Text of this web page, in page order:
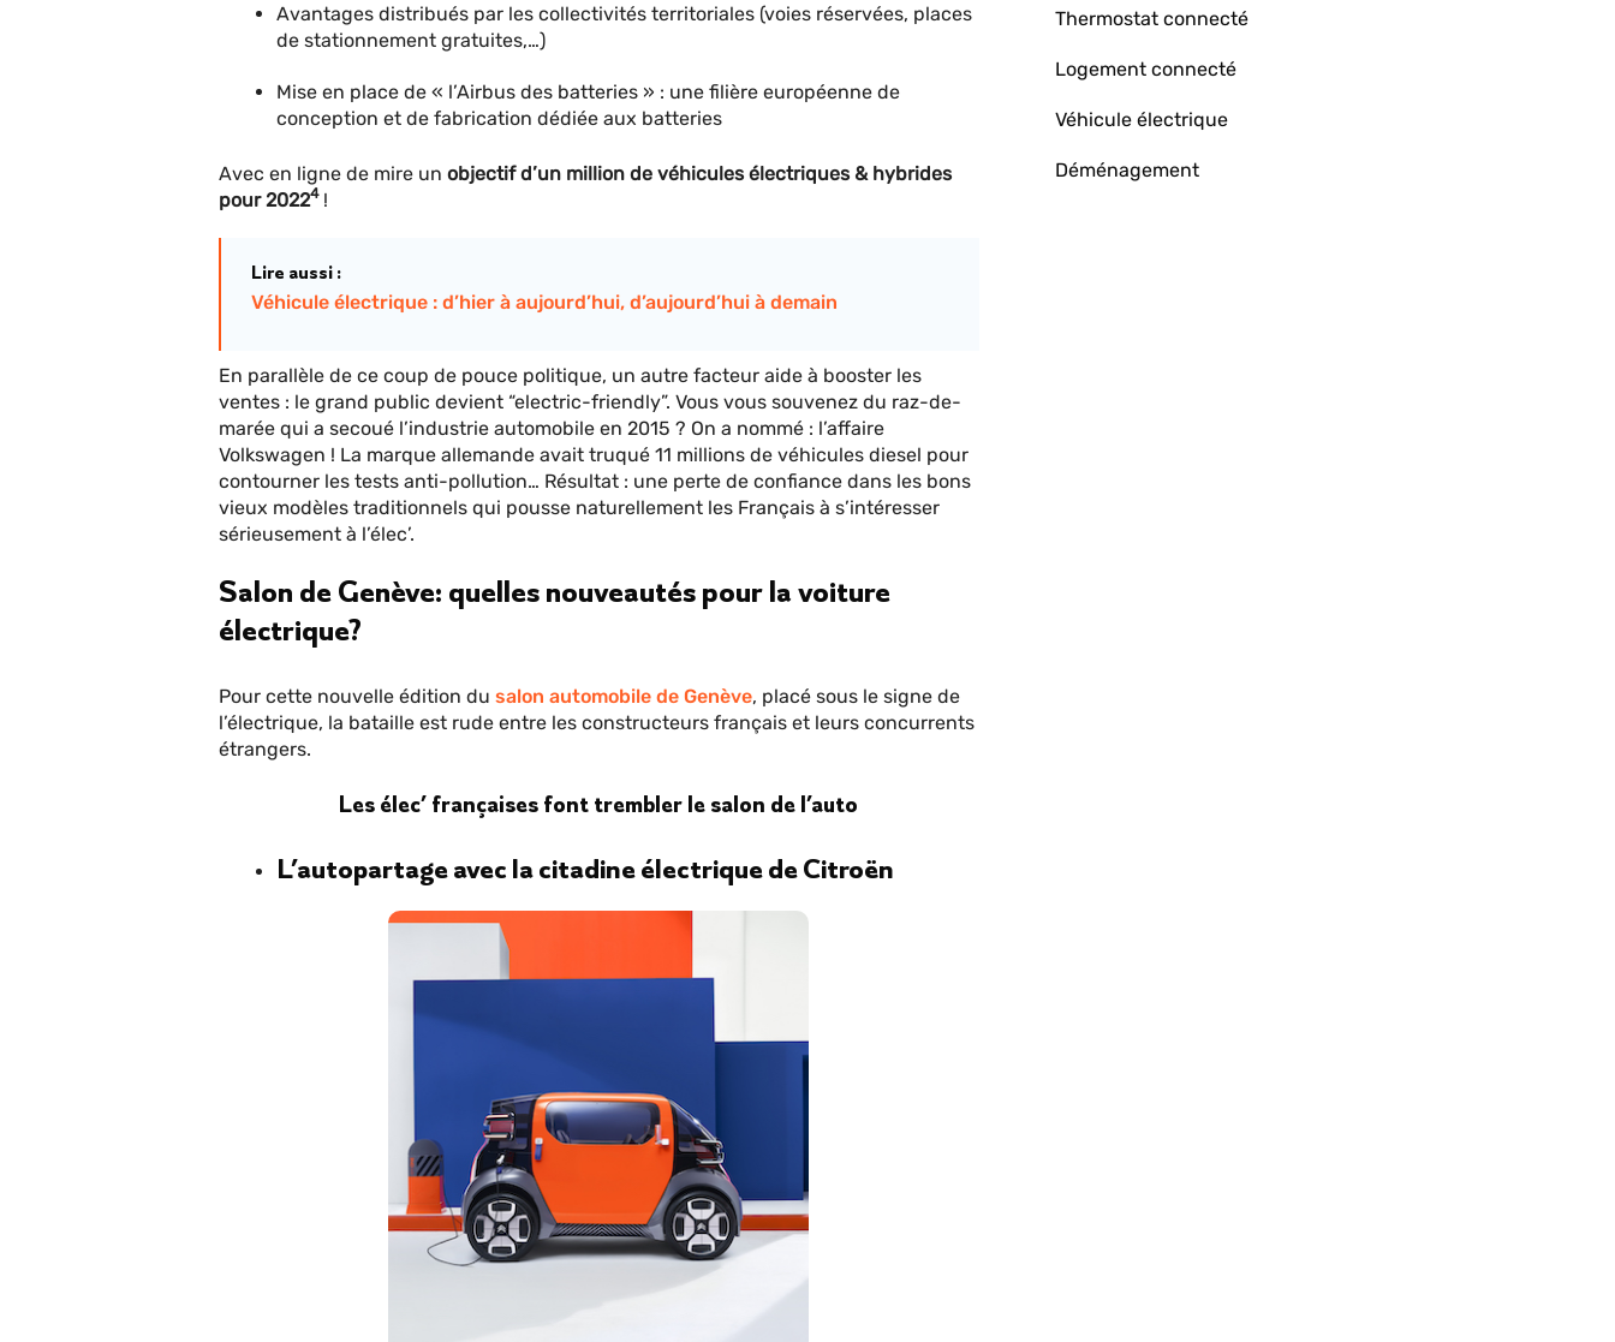
Avantages distribués par les collectivités territoriales (voies réservées, places
de stationnement gratuites,…)
Mise en place de « l’Airbus des batteries » : une filière européenne de
conception et de fabrication dédiée aux batteries
Avec en ligne de mire un objectif d’un million de véhicules électriques & hybrides
pour 20224!
Lire aussi :
Véhicule électrique : d’hier à aujourd’hui, d’aujourd’hui à demain
En parallèle de ce coup de pouce politique, un autre facteur aide à booster les
ventes : le grand public devient “electric-friendly”. Vous vous souvenez du raz-de-
marée qui a secoué l’industrie automobile en 2015 ? On a nommé : l’affaire
Volkswagen ! La marque allemande avait truqué 11 millions de véhicules diesel pour
contourner les tests anti-pollution… Résultat : une perte de confiance dans les bons
vieux modèles traditionnels qui pousse naturellement les Français à s’intéresser
sérieusement à l’élec’.
Salon de Genève: quelles nouveautés pour la voiture
électrique?
Pour cette nouvelle édition du salon automobile de Genève, placé sous le signe de
l’électrique, la bataille est rude entre les constructeurs français et leurs concurrents
étrangers.
Les élec’ françaises font trembler le salon de l’auto
L’autopartage avec la citadine électrique de Citroën
Thermostat connecté
Logement connecté
Véhicule électrique
Déménagement